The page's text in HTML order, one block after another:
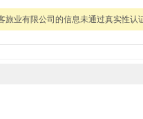
旅业有限公司的信息未通过真实性